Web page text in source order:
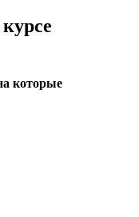
которые